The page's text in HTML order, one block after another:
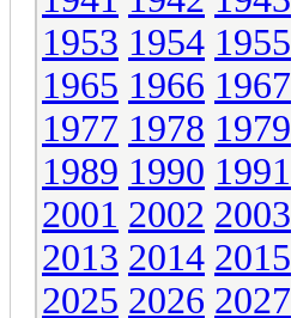
1953 1954 1955
1965 1966 1967
1977 1978 1979
1989 1990 1991
2001 2002 2003
2013 2014 2015
2025 2026 2027